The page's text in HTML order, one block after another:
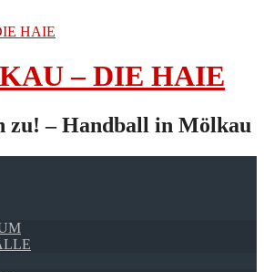
– DIE HAIE
zu! – Handball in Mölkau